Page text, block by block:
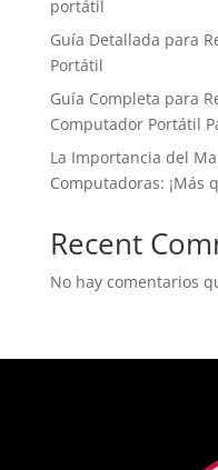
portátil
Guía Detallada para
Portátil
Guía Completa para
Computador Portátil
La Importancia del
Computadoras: ¡Más
Recent
No hay comentarios